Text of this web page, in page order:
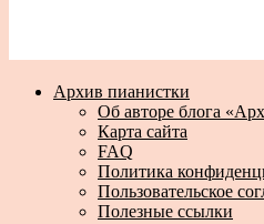
Архив пианистки
Об авторе блога
Карта сайта
FAQ
Политика
Пользовательское
Полезные ссылки